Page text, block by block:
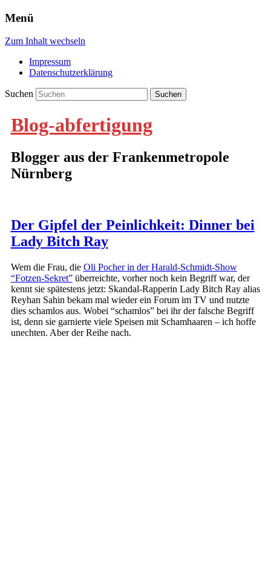
Menü
Zum Inhalt wechseln
Impressum
Datenschutzerklärung
Suchen
Blog-abfertigung
Blogger aus der Frankenmetropole
Nürnberg
Der Gipfel der Peinlichkeit: Dinner bei
Lady Bitch Ray
Wem die Frau, die Oli Pocher in der Harald-Schmidt-Show
“Fotzen-Sekret”überreichte, vorher noch kein Begriff war, der
kennt sie spätestens jetzt: Skandal-Rapperin Lady Bitch Ray alias
Reyhan Sahin bekam mal wieder ein Forum im TV und nutzte
dies schamlos aus. Wobei “schamlos” bei ihr der falsche Begriff
ist, denn sie garnierte viele Speisen mit Schamhaaren – ich hoffe
unechten. Aber der Reihe nach.